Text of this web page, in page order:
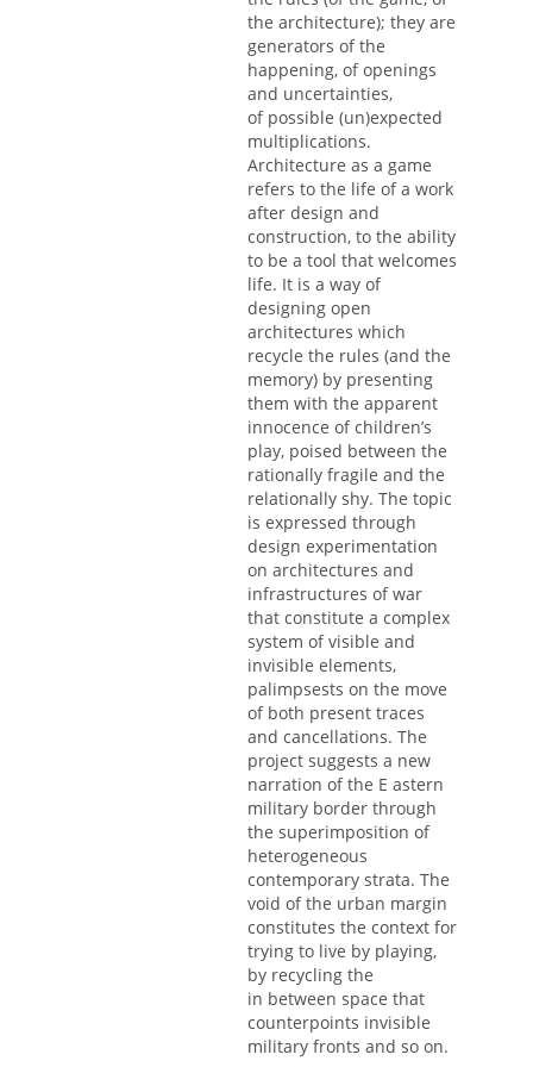
the architecture); they are
generators of the
happening, of openings
and uncertainties,
of possible (un)expected
multiplications.
Architecture as a game
refers to the life of a work
after design and
construction, to the ability
to be a tool that welcomes
life. It is a way of
designing open
architectures which
recycle the rules (and the
memory) by presenting
them with the apparent
innocence of children’s
play, poised between the
rationally fragile and the
relationally shy. The topic
is expressed through
design experimentation
on architectures and
infrastructures of war
that constitute a complex
system of visible and
invisible elements,
palimpsests on the move
of both present traces
and cancellations. The
project suggests a new
narration of the E astern
military border through
the superimposition of
heterogeneous
contemporary strata. The
void of the urban margin
constitutes the context for
trying to live by playing,
by recycling the
in between space that
counterpoints invisible
military fronts and so on.